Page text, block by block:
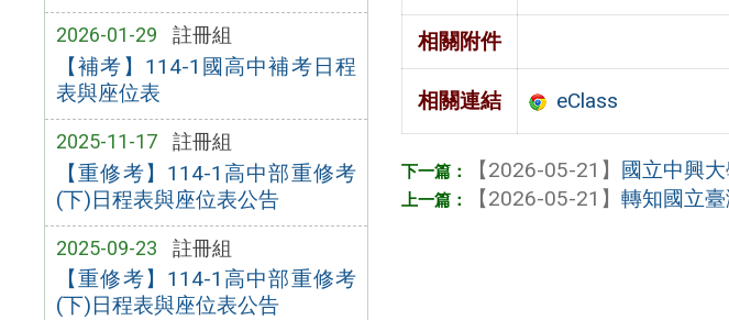
2026-01-29 註冊組
【補考】114-1國高中補考日程
表與座位表
2025-11-17 註冊組
【重修考】114-1高中部重修考
(下)日程表與座位表公告
2025-09-23 註冊組
【重修考】114-1高中部重修考
(下)日程表與座位表公告
相關附件
相關連結 eClass
【2026-05-21】 國立中興
【2026-05-21】轉知國立